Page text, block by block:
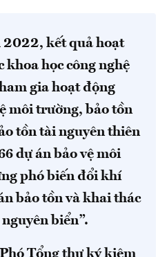
kết quả hoạt
khoa học công nghệ
gia hoạt động
môi trường, bảo tồn
tồn tài nguyên thiên
dự án bảo vệ môi
phó biến đổi khí
bảo tồn và khai thác
biển”.